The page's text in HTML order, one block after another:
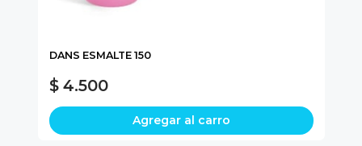
DANS ESMALTE 150
$ 4.500
Agregar al carro